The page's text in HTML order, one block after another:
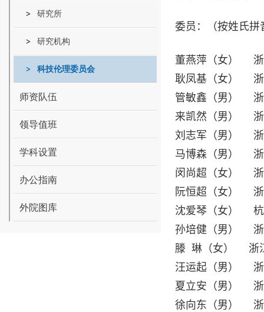
研究所
研究机构
科技伦理委员会
师资队伍
领导值班
学科设置
办公指南
外院图库
委员：（按姓氏拼
董燕萍（女）
耿凤基（女） 浙
管敏鑫（男） 浙
来凯然（男） 浙
刘志军（男）
马博森（男）
闵尚超（女）
阮恒超（女） 浙
沈爱琴（女） 杭
孙培健（男）
滕 琳（女）
汪运起（男）
夏立安（男） 浙
徐向东（男） 浙